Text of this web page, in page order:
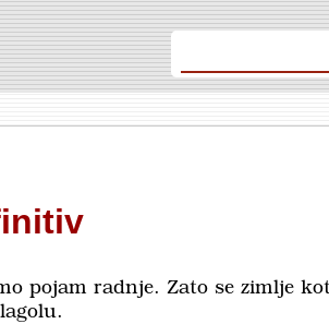
pojam radnje. Zato se zimlje